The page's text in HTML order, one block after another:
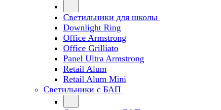
Светильники для школы
Downlight Ring
Office Armstrong
Office Grilliato
Panel Ultra Armstrong
Retail Alum
Retail Alum Mini
Светильники с БАП